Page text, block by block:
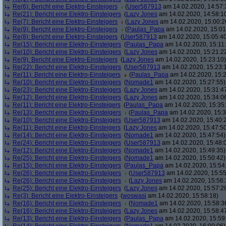
Re(6): Bericht eine Elektro-Einsteigers
(User587913 am 14.02.2020,
Re(21): Bericht eine Elektro-Einsteigers (Lazy Jones am 14.02.2020,
Re(7): Bericht eine Elektro-Einsteigers
(Lazy Jones am 14.02.2020,
Re(9): Bericht eine Elektro-Einsteigers
(Paulas_Papa am 14.02.2020,
Re(8): Bericht eine Elektro-Einsteigers (User587913 am 14.02.2020,
Re(15): Bericht eine Elektro-Einsteigers (Paulas_Papa am 14.02.2020,
Re(10): Bericht eine Elektro-Einsteigers (Lazy Jones am 14.02.2020,
Re(9): Bericht eine Elektro-Einsteigers (Lazy Jones am 14.02.2020, 15:23:10)
Re(22): Bericht eine Elektro-Einsteigers (User587913 am 14.02.2020,
Re(11): Bericht eine Elektro-Einsteigers
(Paulas_Papa am 14.02.2020,
Re(10): Bericht eine Elektro-Einsteigers (Nomade1 am 14.02.2020, 15:27:55)
Re(23): Bericht eine Elektro-Einsteigers (Lazy Jones am 14.02.2020,
Re(12): Bericht eine Elektro-Einsteigers (Lazy Jones am 14.02.2020,
Re(11): Bericht eine Elektro-Einsteigers (Paulas_Papa am 14.02.2020,
Re(13): Bericht eine Elektro-Einsteigers
(Paulas_Papa am 14.02.2020,
Re(10): Bericht eine Elektro-Einsteigers (User587913 am 14.02.2020,
Re(11): Bericht eine Elektro-Einsteigers (Lazy Jones am 14.02.2020,
Re(14): Bericht eine Elektro-Einsteigers (Nomade1 am 14.02.2020, 15:47:54)
Re(24): Bericht eine Elektro-Einsteigers (User587913 am 14.02.2020,
Re(12): Bericht eine Elektro-Einsteigers (Nomade1 am 14.02.2020, 15:49:35)
Re(25): Bericht eine Elektro-Einsteigers (Nomade1 am 14.02.2020, 15:50:42)
Re(15): Bericht eine Elektro-Einsteigers (Paulas_Papa am 14.02.2020,
Re(26): Bericht eine Elektro-Einsteigers
(User587913 am 14.02.2020,
Re(26): Bericht eine Elektro-Einsteigers
(Lazy Jones am 14.02.2020,
Re(25): Bericht eine Elektro-Einsteigers (Lazy Jones am 14.02.2020,
Re(3): Bericht eine Elektro-Einsteigers (woswasi am 14.02.2020, 15:58:18)
Re(16): Bericht eine Elektro-Einsteigers
(Nomade1 am 14.02.2020,
Re(16): Bericht eine Elektro-Einsteigers (Lazy Jones am 14.02.2020,
Re(13): Bericht eine Elektro-Einsteigers (Paulas_Papa am 14.02.2020,